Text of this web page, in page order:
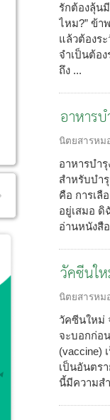
รักต้องลุ้น
ไหม?” ข้า
แล้วต้องร
จำเป็นต้อ
ถึง ...
อาหาร
นิตยสารหม
อาหารบำ
สำหรับบำ
คือ การเลื
อยู่เสมอ
อ่านหนังสื
วัคซีนใ
นิตยสารหม
วัคซีนใหม่
จะบอกก่อ
(vaccine)
เป็นอันตร
นี้มีความส